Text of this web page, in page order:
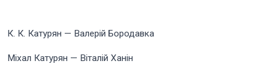
К. К. Катурян — Валерій Бородавка
Міхал Катурян — Віталій Ханін